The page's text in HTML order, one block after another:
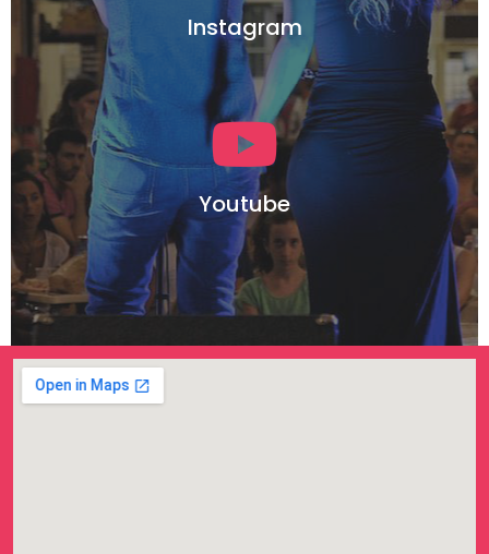
Instagram
Youtube